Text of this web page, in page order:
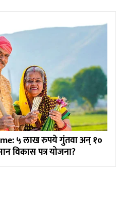
५ लाख रुपये गुंतवा अन् १०
विकास पत्र योजना?